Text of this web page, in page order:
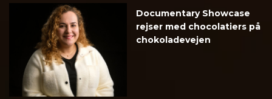
Documentary Showcase
rejser med chocolatiers på
chokoladevejen